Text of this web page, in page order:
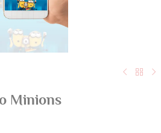
Minions